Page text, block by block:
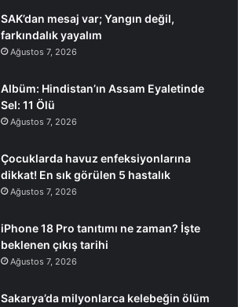
SAK’dan mesaj var; Yangın değil,
farkındalık yayalım
Ağustos 7, 2026
Albüm: Hindistan’ın Assam Eyaletinde
Sel: 11 Ölü
Ağustos 7, 2026
Çocuklarda havuz enfeksiyonlarına
dikkat! En sık görülen 5 hastalık
Ağustos 7, 2026
iPhone 18 Pro tanıtımı ne zaman? İşte
beklenen çıkış tarihi
Ağustos 7, 2026
Sakarya’da milyonlarca kelebeğin ölüm